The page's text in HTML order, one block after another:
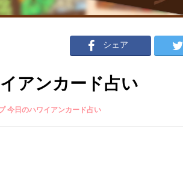
シェア
アンカード占い
今日のハワイアンカード占い